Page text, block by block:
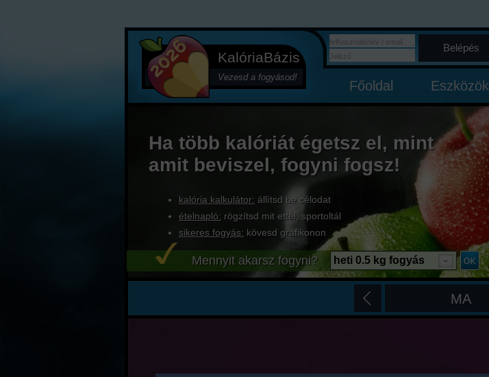
KalóriaBázis
Vezesd a fogyásod!
Belépés
Főoldal Eszközök
Ha több kalóriát égetsz el, mint
amit beviszel, fogyni fogsz!
kalória kalkulátor: állítsd be célodat
ételnapló: rögzítsd mit ettél, sportoltál
sikeres fogyás: kövesd grafikonon
Mennyit akarsz fogyni? heti 0.5 kg fogyás
MA